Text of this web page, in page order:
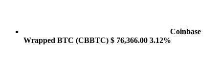
Coinbase
Wrapped BTC (CBBTC) $ 76,366.00 3.12%